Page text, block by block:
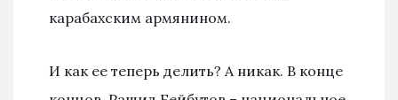
карабахским армянином.
И как ее теперь делить? А никак. В конце